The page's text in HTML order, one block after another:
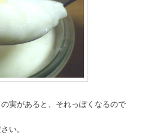
実があると、それっぽくなるので
い。